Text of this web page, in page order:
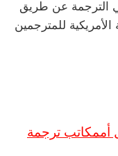
الترجمة عن طريق
للمترجمين
ترجمة